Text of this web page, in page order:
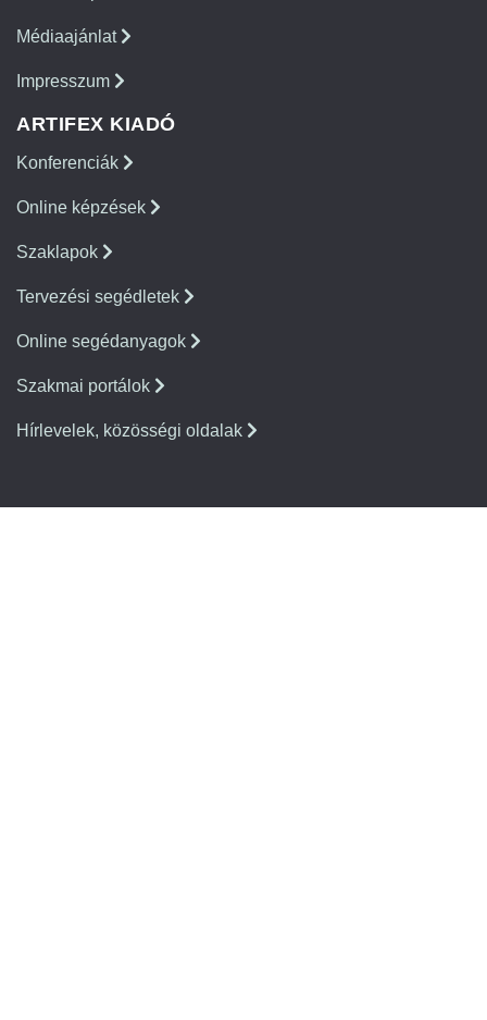
Médiaajánlat
Impresszum
ARTIFEX KIADÓ
Konferenciák
Online képzések
Szaklapok
Tervezési segédletek
Online segédanyagok
Szakmai portálok
Hírlevelek, közösségi oldalak